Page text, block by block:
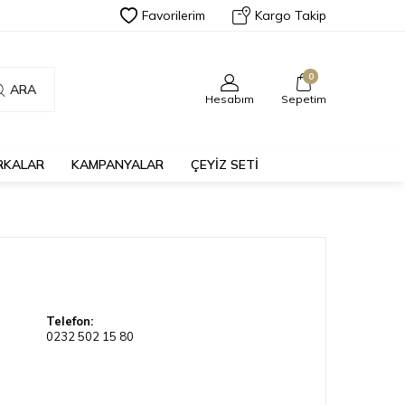
Favorilerim Kargo Takip
ARA
Hesabım
0
Sepetim
KAMPANYALAR ÇEYİZ SETİ
Telefon:
0232 502 15 80